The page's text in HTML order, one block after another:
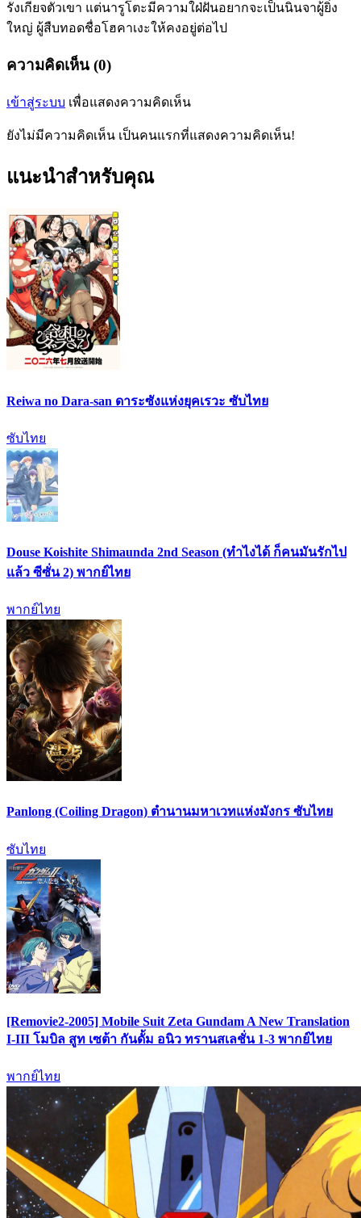
รังเกียจตัวเขา แต่นารูโตะมีความใฝ่ฝันอยากจะเป็นนินจาผู้ยิ่ง
ใหญ่ ผู้สืบทอดชื่อโฮคาเงะให้คงอยู่ต่อไป
ความคิดเห็น (0)
เข้าสู่ระบบ เพื่อแสดงความคิดเห็น
ยังไม่มีความคิดเห็น เป็นคนแรกที่แสดงความคิดเห็น!
แนะนำสำหรับคุณ
Reiwa no Dara-san ดาระซังแห่งยุคเรวะ ซับไทย
ซับไทย
Douse Koishite Shimaunda 2nd Season (ทำไงได้ ก็คนมันรักไป
แล้ว ซีซั่น 2) พากย์ไทย
พากย์ไทย
Panlong (Coiling Dragon) ตำนานมหาเวทแห่งมังกร ซับไทย
ซับไทย
[Removie2-2005] Mobile Suit Zeta Gundam A New Translation
I-III โมบิล สูท เซต้า กันดั้ม อนิว ทรานสเลชั่น 1-3 พากย์ไทย
พากย์ไทย